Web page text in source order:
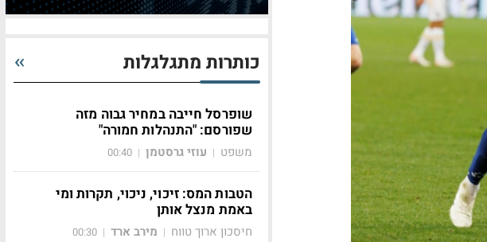
כותרות מתגלגלות
שופרסל חייבה במחיר גבוה מזה
שפורסם: "התנהלות חמורה"
משפט | עוזי גרסטמן |
00:40
הטבות המס: זיכוי, ניכוי, תקרות ומי
באמת מנצל אותן
חיסכון ארוך טווח | מירב ארד |
00:30